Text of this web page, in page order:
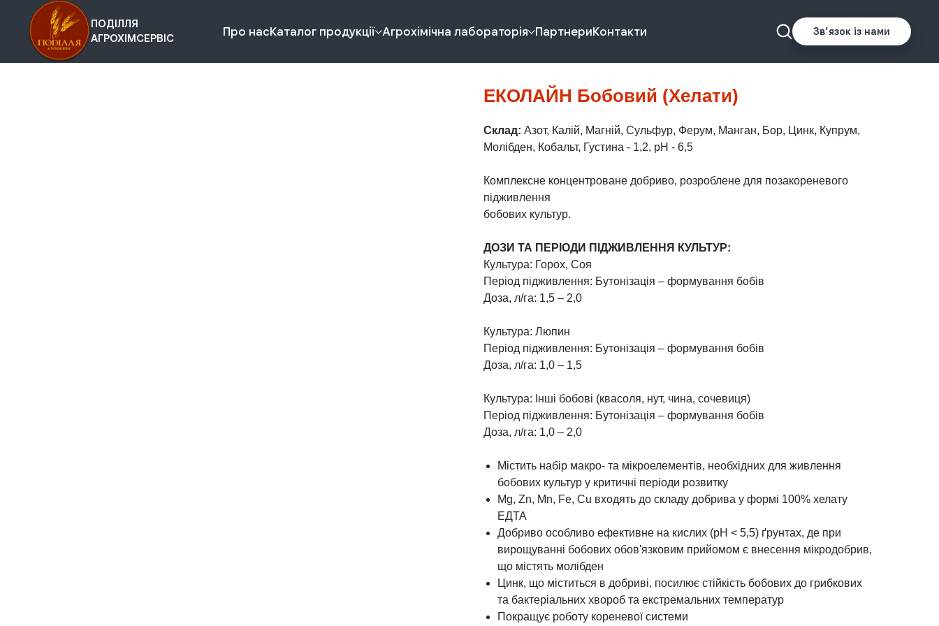
ПОДІЛЛЯ
АГРОХІМСЕРВІС
Про насКаталог продукції Агрохімічна лабораторія ПартнериКонтакти Звʼязок із нами
ЕКОЛАЙН Бобовий (Хелати)
Склад: Азот, Калій, Магній, Сульфур, Ферум, Манган, Бор, Цинк, Купрум,
Молібден, Кобальт, Густина - 1,2, рН - 6,5
Комплексне концентроване добриво, розроблене для позакореневого
підживлення
бобових культур.
ДОЗИ ТА ПЕРІОДИ ПІДЖИВЛЕННЯ КУЛЬТУР:
Культура: Горох, Соя
Період підживлення: Бутонізація – формування бобів
Доза, л/га: 1,5 – 2,0
Культура: Люпин
Період підживлення: Бутонізація – формування бобів
Доза, л/га: 1,0 – 1,5
Культура: Інші бобові (квасоля, нут, чина, сочевиця)
Період підживлення: Бутонізація – формування бобів
Доза, л/га: 1,0 – 2,0
Містить набір макро- та мікроелементів, необхідних для живлення
бобових культур у критичні періоди розвитку
Mg, Zn, Mn, Fe, Cu входять до складу добрива у формі 100% хелату
ЕДТА
Добриво особливо ефективне на кислих (рН < 5,5) ґрунтах, де при
вирощуванні бобових обов'язковим прийомом є внесення мікродобрив,
що містять молібден
Цинк, що міститься в добриві, посилює стійкість бобових до грибкових
та бактеріальних хвороб та екстремальних температур
Покращує роботу кореневої системи